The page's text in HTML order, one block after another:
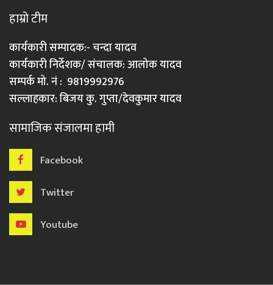
हाम्रो टीम
कार्यकारी सम्पादक:- चन्दा यादव
कार्यकारी निर्देशक/ संचालक: आलोक यादव
सम्पर्क मो. नं : 9819992976
सल्लाहकार: बिजय कु. गुप्ता/देवकुमार यादव
सामाजिक संजालमा हामी
Facebook
Twitter
Youtube